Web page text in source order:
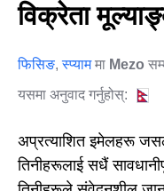
विक्रेता
फिसिङ,स्प्याममा Mezo
यसमा अनुवाद गर्नुहोस्:
अप्रत्याशित इमेलहरू जसले
तिनीहरूलाई सधैं